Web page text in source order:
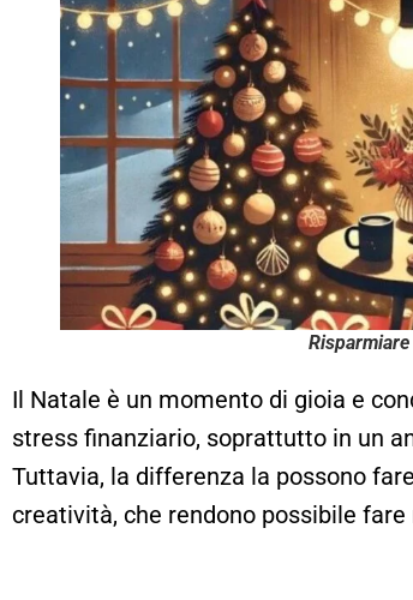
Il Natale è un momento di gioia e
stress finanziario, soprattutto in un
Tuttavia, la differenza la possono
creatività, che rendono possibile